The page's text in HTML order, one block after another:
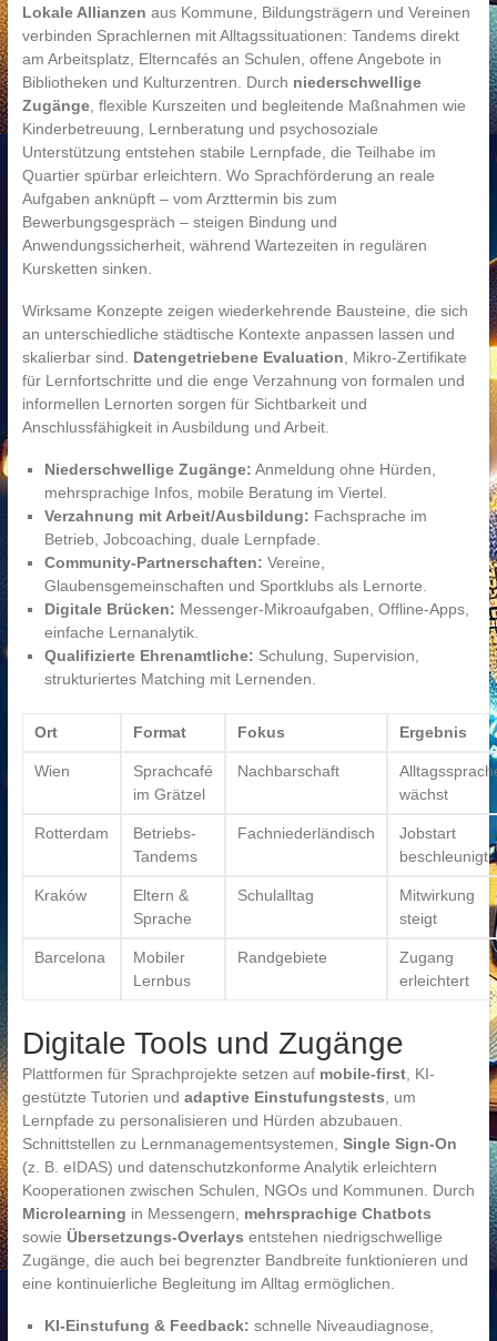
Lokale Allianzen aus Kommune, Bildungsträgern und Vereinen
verbinden Sprachlernen mit Alltagssituationen: Tandems direkt
am Arbeitsplatz, Elterncafés an Schulen, offene Angebote in
Bibliotheken und Kulturzentren. Durch niederschwellige
Zugänge, flexible Kurszeiten und begleitende Maßnahmen wie
Kinderbetreuung, Lernberatung und psychosoziale
Unterstützung entstehen stabile Lernpfade, die Teilhabe im
Quartier spürbar erleichtern. Wo Sprachförderung an reale
Aufgaben anknüpft – vom Arzttermin bis zum
Bewerbungsgespräch – steigen Bindung und
Anwendungssicherheit, während Wartezeiten in regulären
Kursketten sinken.
Wirksame Konzepte zeigen wiederkehrende Bausteine, die sich
an unterschiedliche städtische Kontexte anpassen lassen und
skalierbar sind. Datengetriebene Evaluation , Mikro-Zertifikate
für Lernfortschritte und die enge Verzahnung von formalen und
informellen Lernorten sorgen für Sichtbarkeit und
Anschlussfähigkeit in Ausbildung und Arbeit.
Niederschwellige Zugänge: Anmeldung ohne Hürden,
mehrsprachige Infos, mobile Beratung im Viertel.
Verzahnung mit Arbeit/Ausbildung: Fachsprache im
Betrieb, Jobcoaching, duale Lernpfade.
Community-Partnerschaften: Vereine,
Glaubensgemeinschaften und Sportklubs als Lernorte.
Digitale Brücken: Messenger-Mikroaufgaben, Offline-Apps,
einfache Lernanalytik.
Qualifizierte Ehrenamtliche: Schulung, Supervision,
strukturiertes Matching mit Lernenden.
Ort Format Fokus Ergebnis
Wien
Sprachcafé
im Grätzel
Nachbarschaft
wächst
Rotterdam
Betriebs-
Tandems
Fachniederländisch
Jobstart
beschleunigt
Kraków
Eltern &
Sprache
Schulalltag
Mitwirkung
steigt
Barcelona
Mobiler
Lernbus
Randgebiete
Zugang
erleichtert
Digitale Tools und Zugänge
Plattformen für Sprachprojekte setzen auf mobile-first, KI-
gestützte Tutorien und adaptive Einstufungstests , um
Lernpfade zu personalisieren und Hürden abzubauen.
Schnittstellen zu Lernmanagementsystemen, Single Sign-On
(z. B. eIDAS) und datenschutzkonforme Analytik erleichtern
Kooperationen zwischen Schulen, NGOs und Kommunen. Durch
Microlearning in Messengern, mehrsprachige Chatbots
sowie Übersetzungs-Overlays entstehen niedrigschwellige
Zugänge, die auch bei begrenzter Bandbreite funktionieren und
eine kontinuierliche Begleitung im Alltag ermöglichen.
KI-Einstufung & Feedback: schnelle Niveaudiagnose,